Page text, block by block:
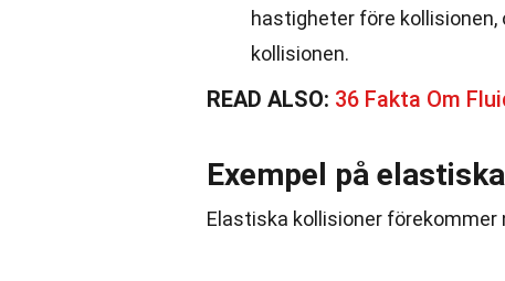
hastigheter före
kollisionen.
READ ALSO: 36 Fakta Om
Exempel på
Elastiska kollisioner